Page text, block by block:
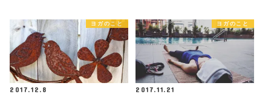
ヨガのこと
2017.12.8
ヨガのこと
2017.11.21